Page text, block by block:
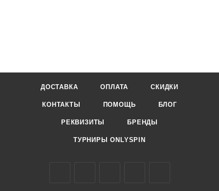
ДОСТАВКА ОПЛАТА СКИДКИ
КОНТАКТЫ ПОМОЩЬ БЛОГ
РЕКВИЗИТЫ БРЕНДЫ
ТУРНИРЫ ONLYSPIN